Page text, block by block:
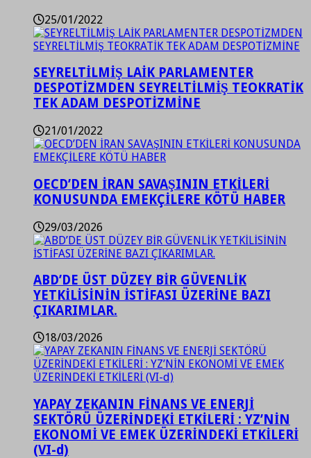
25/01/2022
SEYRELTİLMİŞ LAİK PARLAMENTER
DESPOTİZMDEN SEYRELTİLMİŞ TEOKRATİK
TEK ADAM DESPOTİZMİNE
21/01/2022
OECD’DEN İRAN SAVAŞININ ETKİLERİ
KONUSUNDA EMEKÇİLERE KÖTÜ HABER
29/03/2026
ABD’DE ÜST DÜZEY BİR GÜVENLİK
YETKİLİSİNİN İSTİFASI ÜZERİNE BAZI
ÇIKARIMLAR.
18/03/2026
YAPAY ZEKANIN FİNANS VE ENERJİ
SEKTÖRÜ ÜZERİNDEKİ ETKİLERİ : YZ’NİN
EKONOMİ VE EMEK ÜZERİNDEKİ ETKİLERİ
(VI-d)